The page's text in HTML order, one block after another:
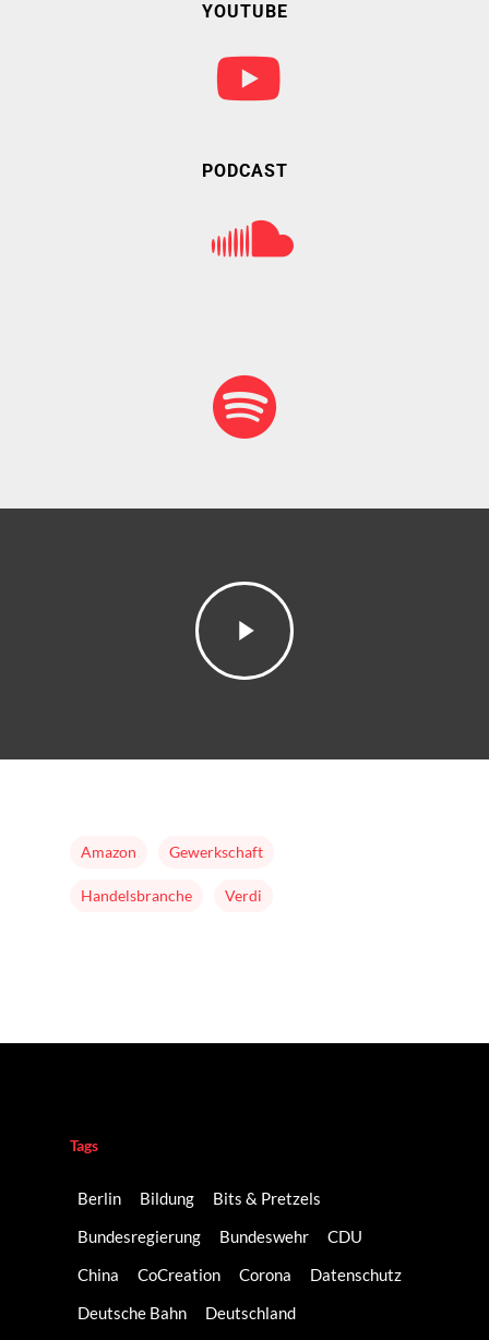
YOUTUBE
PODCAST
Amazon Gewerkschaft
Handelsbranche Verdi
Tags
Berlin Bildung
Bits & Pretzels
Bundesregierung
Bundeswehr
CDU
China
CoCreation Corona
Datenschutz
Deutsche Bahn
Deutschland
Folgen
Changeriders